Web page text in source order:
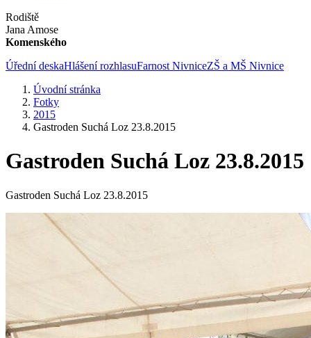
Rodiště
Jana Amose
Komenského
Úřední deskaHlášení rozhlasuFarnost NivniceZŠ a MŠ Nivnice
Úvodní stránka
Fotky
2015
Gastroden Suchá Loz 23.8.2015
Gastroden Suchá Loz 23.8.2015
Gastroden Suchá Loz 23.8.2015